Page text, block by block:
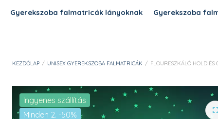
Gyerekszoba falmatricák lányoknak Gyerekszoba
KEZDŐLAP / UNISEX GYEREKSZOBA FALMATRICÁK / FLOURESZKÁLÓ HOLD ÉS
Minden 2. -50%
Ingyenes szállítás